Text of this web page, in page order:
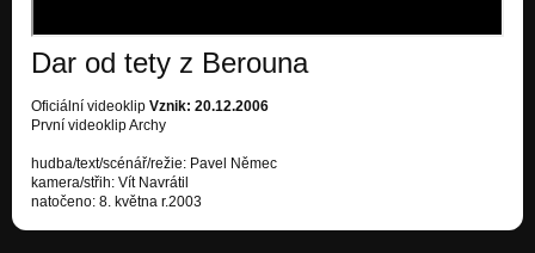
Dar od tety z Berouna
Oficiální videoklip Vznik: 20.12.2006
První videoklip Archy
hudba/text/scénář/režie: Pavel Němec
kamera/střih: Vít Navrátil
natočeno: 8. května r.2003